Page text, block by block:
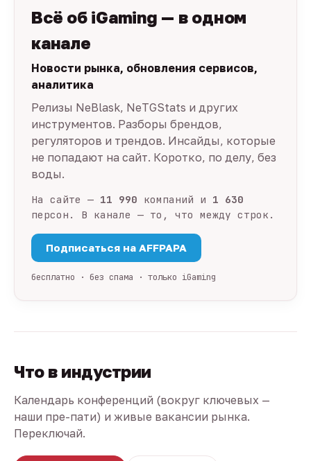
Всё об iGaming — в одном
канале
Новости рынка, обновления сервисов,
аналитика
Релизы NeBlask, NeTGStats и других
инструментов. Разборы брендов,
регуляторов и трендов. Инсайды, которые
не попадают на сайт. Коротко, по делу, без
воды.
На сайте — 11 990 компаний и 1 630
персон. В канале — то, что между строк.
Подписаться на AFFPAPA
бесплатно · без спама · только iGaming
Что в индустрии
Календарь конференций (вокруг ключевых —
наши пре-пати) и живые вакансии рынка.
Переключай.